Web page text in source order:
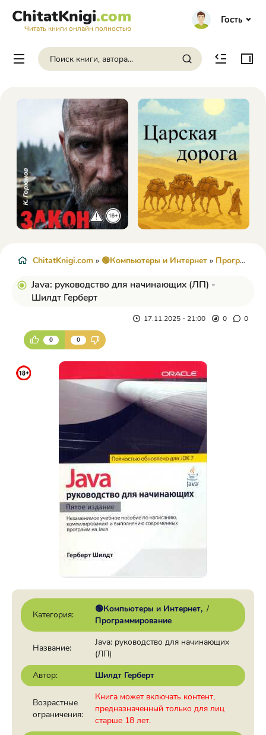
ChitatKnigi.com
Читать книги онлайн полностью
Гость
ChitatKnigi.com » 🟢Компьютеры и Интернет » Программирование
Java: руководство для начинающих (ЛП) -
Шилдт Герберт
17.11.2025 - 21:00 0 0
0 0
Категория:
🟢Компьютеры и Интернет /
Программирование
Название:
Java: руководство для начинающих
(ЛП)
Автор:
Шилдт Герберт
Возрастные
ограничения:
Книга может включать контент,
предназначенный только для лиц
старше 18 лет.